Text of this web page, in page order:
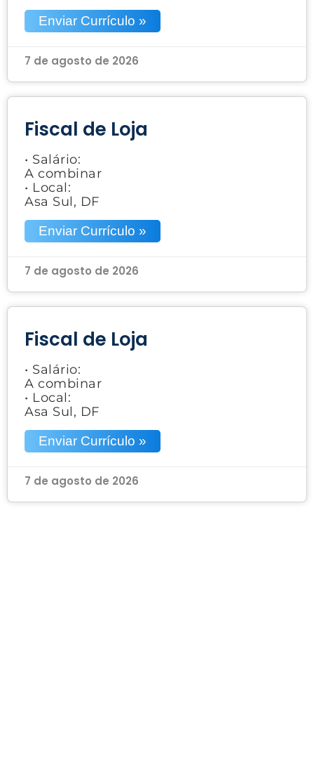
Enviar Currículo »
7 de agosto de 2026
Fiscal de Loja
• Salário:
A combinar
• Local:
Asa Sul, DF
Enviar Currículo »
7 de agosto de 2026
Fiscal de Loja
• Salário:
A combinar
• Local:
Asa Sul, DF
Enviar Currículo »
7 de agosto de 2026